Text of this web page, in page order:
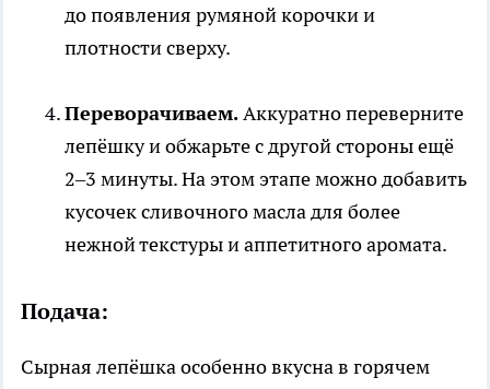
до появления румяной корочки и
плотности сверху.
Переворачиваем.Аккуратно переверните
лепёшку и обжарьте с другой стороны ещё
2–3 минуты. На этом этапе можно добавить
кусочек сливочного масла для более
нежной текстуры и аппетитного аромата.
Подача:
Сырная лепёшка особенно вкусна в горячем